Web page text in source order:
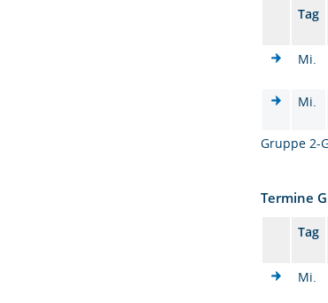
Tag
Mi.
Mi.
Gruppe 2-
Termine
Tag
Mi.